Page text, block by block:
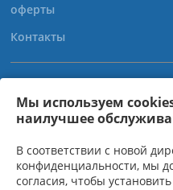
Мы используем
наилучшее
В соответствии с новой
конфиденциальности, мы
согласия, чтобы
оферты
Контакты
+38
+38